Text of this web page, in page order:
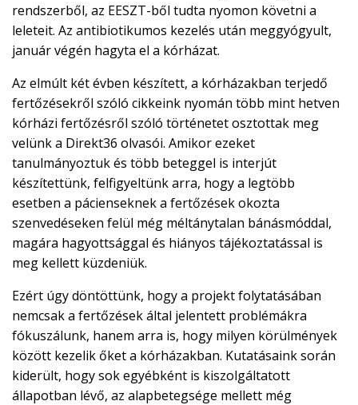
rendszerből, az EESZT-ből tudta nyomon követni a
leleteit. Az antibiotikumos kezelés után meggyógyult,
január végén hagyta el a kórházat.
Az elmúlt két évben készített, a kórházakban terjedő
fertőzésekről szóló cikkeink nyomán több mint hetven
kórházi fertőzésről szóló történetet osztottak meg
velünk a Direkt36 olvasói. Amikor ezeket
tanulmányoztuk és több beteggel is interjút
készítettünk, felfigyeltünk arra, hogy a legtöbb
esetben a pácienseknek a fertőzések okozta
szenvedéseken felül még méltánytalan bánásmóddal,
magára hagyottsággal és hiányos tájékoztatással is
meg kellett küzdeniük.
Ezért úgy döntöttünk, hogy a projekt folytatásában
nemcsak a fertőzések által jelentett problémákra
fókuszálunk, hanem arra is, hogy milyen körülmények
között kezelik őket a kórházakban. Kutatásaink során
kiderült, hogy sok egyébként is kiszolgáltatott
állapotban lévő, az alapbetegsége mellett még